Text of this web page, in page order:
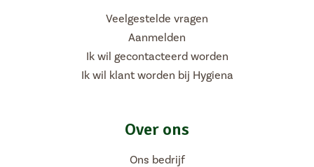
Veelgestelde vragen
Aanmelden
Ik wil gecontacteerd worden
Ik wil klant worden bij Hygiena
Over ons
Ons bedrijf